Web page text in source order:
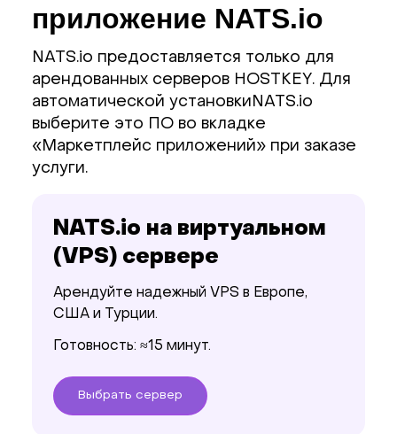
приложение NATS.io
NATS.io предоставляется только для
арендованных серверов HOSTKEY. Для
автоматической установкиNATS.io
выберите это ПО во вкладке
«Маркетплейс приложений» при заказе
услуги.
NATS.io на виртуальном
(VPS) сервере
Арендуйте надежный VPS в Европе,
США и Турции.
Готовность: ≈15 минут.
Выбрать сервер